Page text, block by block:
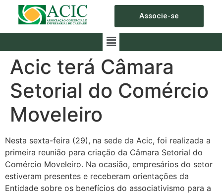
Associe-se
Acic terá Câmara
Setorial do Comércio
Moveleiro
Nesta sexta-feira (29), na sede da Acic, foi realizada a
primeira reunião para criação da Câmara Setorial do
Comércio Moveleiro. Na ocasião, empresários do setor
estiveram presentes e receberam orientações da
Entidade sobre os benefícios do associativismo para a